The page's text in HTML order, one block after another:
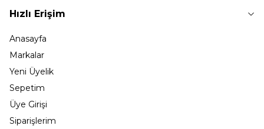
Hızlı Erişim
Anasayfa
Markalar
Yeni Üyelik
Sepetim
Üye Girişi
Siparişlerim